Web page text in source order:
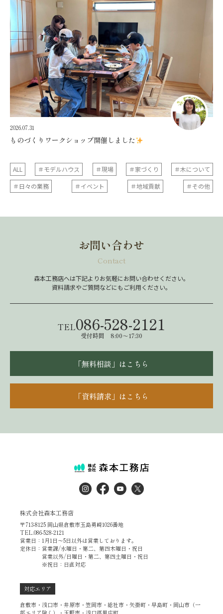
2026.07.31
ものづくりワークショップ開催しました
ALL ＃モデルハウス ＃現場 ＃家づくり
＃木について
＃日々の業務
＃イベント ＃地域貢献 ＃その他
お問い合わせ
Contact
森本工務店へは下記よりお気軽にお問い合わせください。
資料請求やご質問などにもご利用ください。
TEL086-528-2121
受付時間 8:00～17:30
「無料相談」はこちら
「資料請求」はこちら
株式会社森本工務店
〒713-8125 岡山県倉敷市玉島勇崎1026番地
TEL.086-528-2121
営業日：1月1日～5日以外は営業しております。
定休日：営業課/水曜日・第二、第四木曜日・祝日
営業以外/日曜日・第二、第四土曜日・祝日
※祝日：日直対応
対応エリア
倉敷市・浅口市・井原市・笠岡市・総社市・矢掛町・早島町・岡山市（一
部エリア除く）・玉野市・浅口郡里庄町